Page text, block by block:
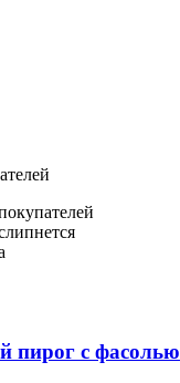
пирог с фасолью